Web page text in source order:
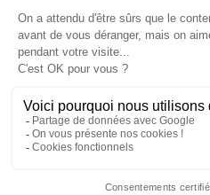
PRODUITS
NOTRE SOCIÉTÉ
VOTRE COMPTE